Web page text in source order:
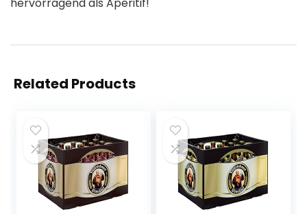
hervorragend als Aperitif!
Related Products